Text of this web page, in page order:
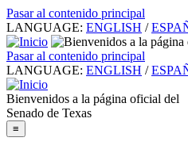
Pasar al contenido principal
LANGUAGE: ENGLISH /
Pasar al contenido principal
LANGUAGE: ENGLISH /
Bienvenidos a la página oficial del
Senado de Texas
≡